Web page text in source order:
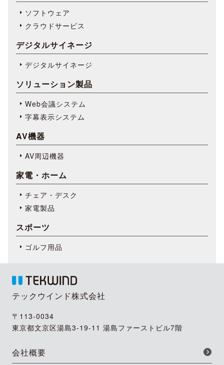
ソフトウェア
クラウドサービス
デジタルサイネージ
デジタルサイネージ
ソリューション製品
Web会議システム
字幕表⽰システム
AV機器
AV周辺機器
家電・ホーム
チェア・デスク
家電製品
スポーツ
ゴルフ用品
テックウインド株式会社
〒113-0034
東京都文京区湯島3-19-11 湯島ファーストビル7階
会社概要